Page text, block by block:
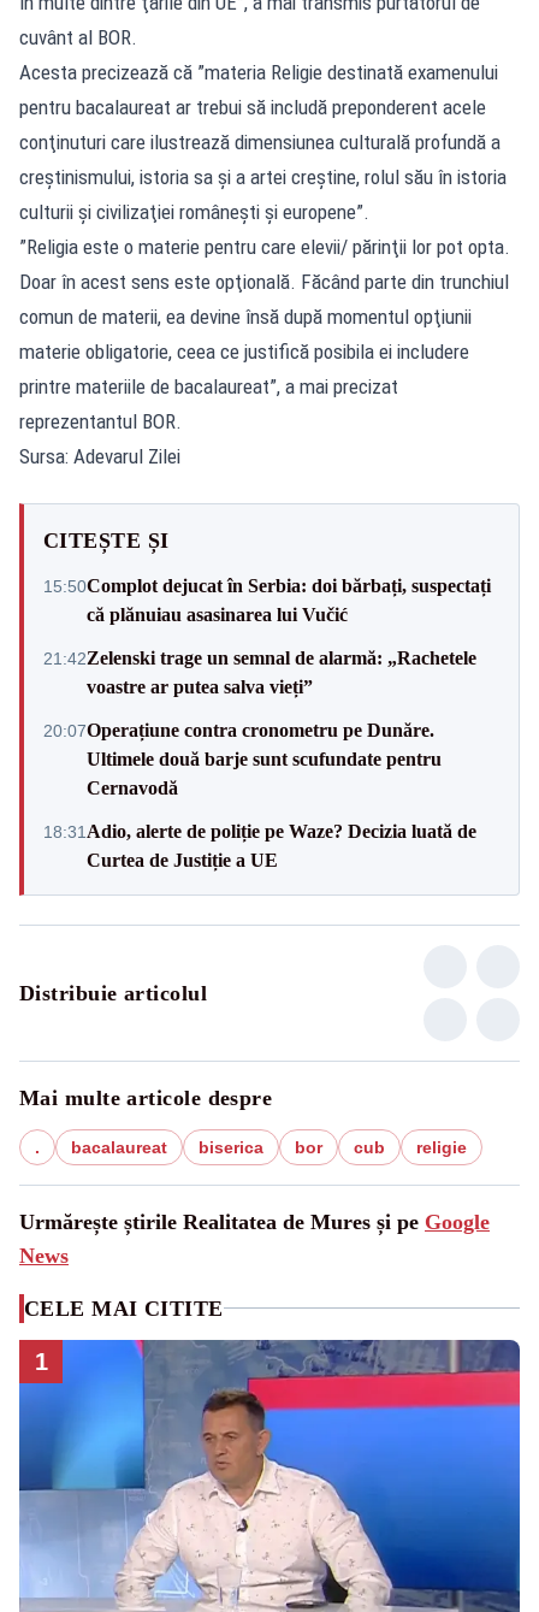
cuvânt al BOR.
Acesta precizează că ”materia Religie destinată examenului
pentru bacalaureat ar trebui să includă preponderent acele
conţinuturi care ilustrează dimensiunea culturală profundă a
creştinismului, istoria sa şi a artei creştine, rolul său în istoria
culturii şi civilizaţiei româneşti şi europene”.
”Religia este o materie pentru care elevii/ părinţii lor pot opta.
Doar în acest sens este opţională. Făcând parte din trunchiul
comun de materii, ea devine însă după momentul opţiunii
materie obligatorie, ceea ce justifică posibila ei includere
printre materiile de bacalaureat”, a mai precizat
reprezentantul BOR.
Sursa: Adevarul Zilei
CITEȘTE ȘI
15:50Complot dejucat în Serbia: doi bărbați, suspectați
că plănuiau asasinarea lui Vučić
21:42Zelenski trage un semnal de alarmă: „Rachetele
voastre ar putea salva vieți”
20:07Operațiune contra cronometru pe Dunăre.
Ultimele două barje sunt scufundate pentru
Cernavodă
18:31 Adio, alerte de poliție pe Waze? Decizia luată de
Curtea de Justiție a UE
Distribuie articolul
Mai multe articole despre
. bacalaureat biserica bor cub religie
Urmărește știrile Realitatea de Mures și pe Google
News
CELE MAI CITITE
1